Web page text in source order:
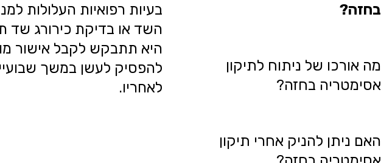
בחזה?
מה אורכו של ניתוח לתיקון
אסימטריה בחזה?
האם ניתן להניק אחרי תיקון
בעיות רפואיות העלולות
השד או בדיקת כירורג שד
היא תתבקש לקבל אישור
להפסיק לעשן במשך
לאחריו.